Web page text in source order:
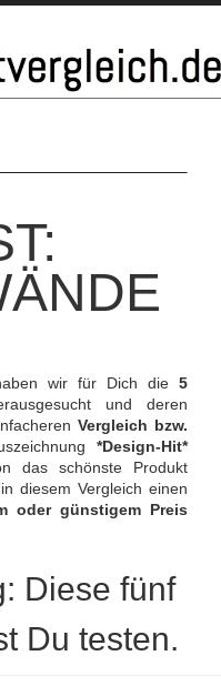
wir für Dich die 5
und deren
Vergleich bzw.
*Design-Hit*
das schönste Produkt
diesem Vergleich einen
oder günstigem Preis
Diese fünf
Du testen.